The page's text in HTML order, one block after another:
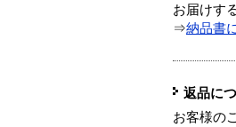
お届けす
⇒納品書
返品に
お客様の